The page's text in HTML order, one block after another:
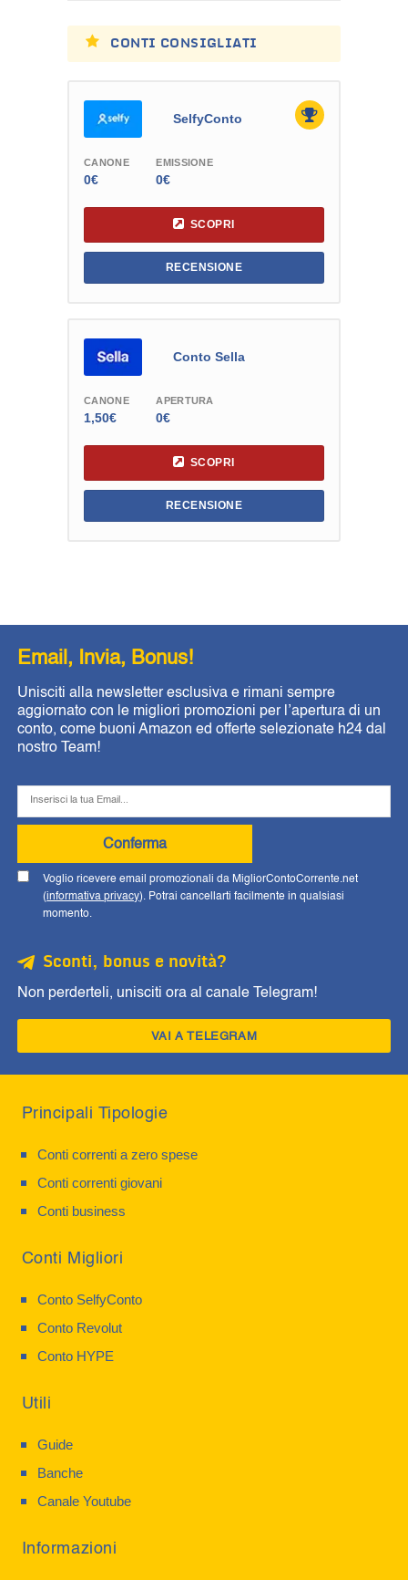
CONTI CONSIGLIATI
SelfyConto
CANONE
0€
EMISSIONE
0€
SCOPRI
RECENSIONE
Conto Sella
CANONE
1,50€
APERTURA
0€
SCOPRI
RECENSIONE
Email, Invia, Bonus!
Unisciti alla newsletter esclusiva e rimani sempre
aggiornato con le migliori promozioni per l’apertura di un
conto, come buoni Amazon ed offerte selezionate h24 dal
nostro Team!
Conferma
Voglio ricevere email promozionali da MigliorContoCorrente.net
(informativa privacy). Potrai cancellarti facilmente in qualsiasi
momento.
Sconti, bonus e novità?
Non perderteli, unisciti ora al canale Telegram!
VAI A TELEGRAM
Principali Tipologie
Conti correnti a zero spese
Conti correnti giovani
Conti business
Conti Migliori
Conto SelfyConto
Conto Revolut
Conto HYPE
Utili
Guide
Banche
Canale Youtube
Informazioni